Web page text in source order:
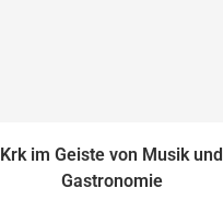
Krk im Geiste von Musik und
Gastronomie